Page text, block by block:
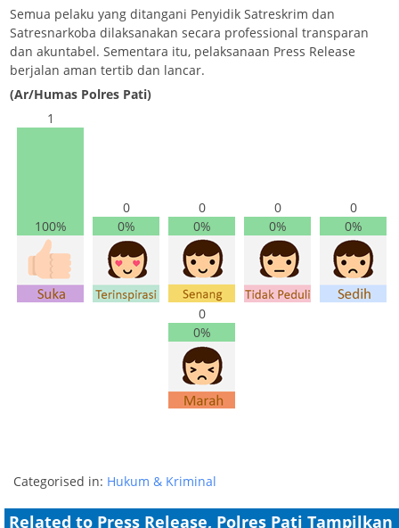
Semua pelaku yang ditangani Penyidik Satreskrim dan
Satresnarkoba dilaksanakan secara professional transparan
dan akuntabel. Sementara itu, pelaksanaan Press Release
berjalan aman tertib dan lancar.
(Ar/Humas Polres Pati)
1
100%
0
0%
0
0%
0
0%
0
0%
0
0%
Categorised in: Hukum & Kriminal
Related to Press Release, Polres Pati Tampilkan